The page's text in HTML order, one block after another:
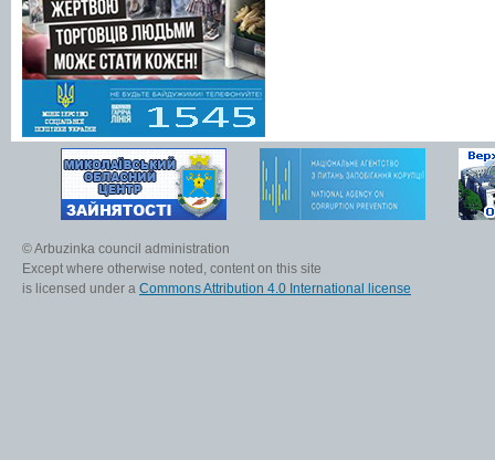
© Arbuzinka council administration
Except where otherwise noted, content on this site
is licensed under a Commons Attribution 4.0 International license